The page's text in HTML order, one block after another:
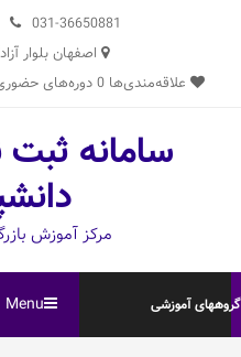
content
031-36650881
اصفهان بلوار
علاقه‌مندی‌ها 0دوره‌های
سامانه
مرکز آموزش
گروههای آموزشی Menu